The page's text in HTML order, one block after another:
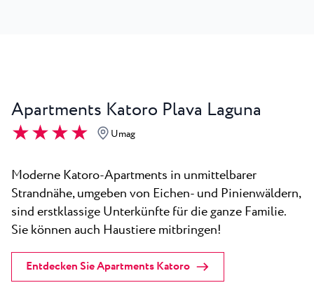
Apartments Katoro Plava Laguna
★ ★ ★ ★ Umag
Moderne Katoro-Apartments in unmittelbarer
Strandnähe, umgeben von Eichen- und Pinienwäldern,
sind erstklassige Unterkünfte für die ganze Familie.
Sie können auch Haustiere mitbringen!
Entdecken Sie Apartments Katoro